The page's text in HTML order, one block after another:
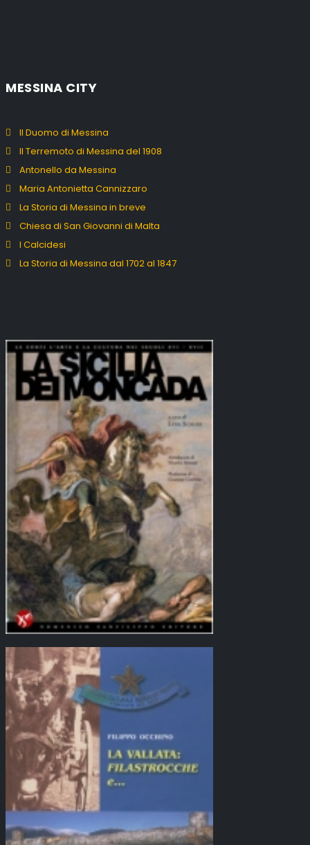
MESSINA CITY
Il Duomo di Messina
Il Terremoto di Messina del 1908
Antonello da Messina
Maria Antonietta Cannizzaro
La Storia di Messina in breve
Chiesa di San Giovanni di Malta
I Calcidesi
La Storia di Messina dal 1702 al 1847